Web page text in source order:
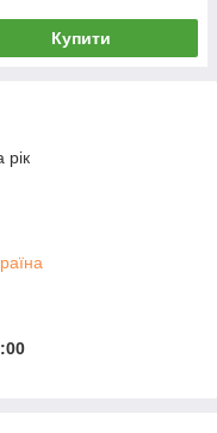
Купити
рік